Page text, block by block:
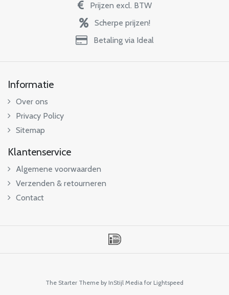
Prijzen excl. BTW
Scherpe prijzen!
Betaling via Ideal
Informatie
Over ons
Privacy Policy
Sitemap
Klantenservice
Algemene voorwaarden
Verzenden & retourneren
Contact
The Starter Theme by InStijl Media for Lightspeed